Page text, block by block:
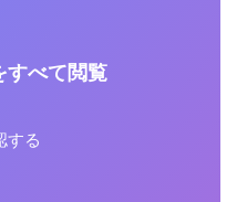
すべて閲覧
する